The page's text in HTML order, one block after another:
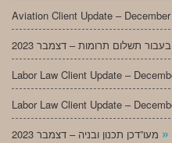
Aviation Client Update –
Labor Law Client Update –
Labor Law Client Update –
»